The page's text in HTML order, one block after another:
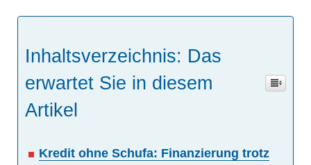
Inhaltsverzeichnis: Das
erwartet Sie in diesem
Artikel
Kredit ohne Schufa: Finanzierung trotz